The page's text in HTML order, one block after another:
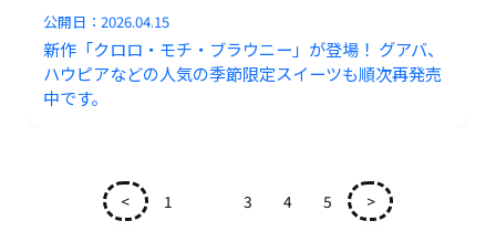
公開日：2026.04.15
新作「クロロ・モチ・ブラウニー」が登場！ グアバ、
ハウピアなどの人気の季節限定スイーツも順次再発売
中です。
< 1 3 4 5 >